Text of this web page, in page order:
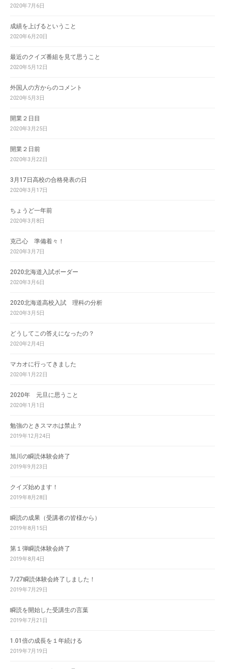
2020年7月6日
成績を上げるということ
2020年6月20日
最近のクイズ番組を見て思うこと
2020年5月12日
外国人の方からのコメント
2020年5月3日
開業２日目
2020年3月25日
開業２日前
2020年3月22日
3月17日高校の合格発表の日
2020年3月17日
ちょうど一年前
2020年3月8日
克己心 準備着々！
2020年3月7日
2020北海道入試ボーダー
2020年3月6日
2020北海道高校入試 理科の分析
2020年3月5日
どうしてこの答えになったの？
2020年2月4日
マカオに行ってきました
2020年1月22日
2020年 元旦に思うこと
2020年1月1日
勉強のときスマホは禁止？
2019年12月24日
旭川の瞬読体験会終了
2019年9月23日
クイズ始めます！
2019年8月28日
瞬読の成果（受講者の皆様から）
2019年8月15日
第１弾瞬読体験会終了
2019年8月4日
7/27瞬読体験会終了しました！
2019年7月29日
瞬読を開始した受講生の言葉
2019年7月21日
1.01倍の成長を１年続ける
2019年7月19日